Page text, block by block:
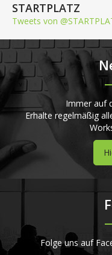
STARTPLATZ
Tweets von
Immer auf
Erhalte regelmäßig
Folge uns auf